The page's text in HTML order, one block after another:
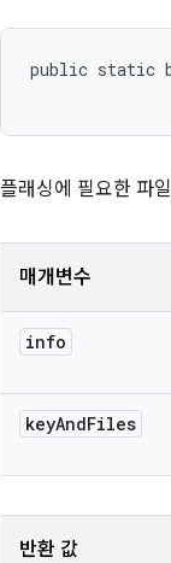
public static
플래싱에 필요한 파
매개변수
info
keyAndFiles
반환 값